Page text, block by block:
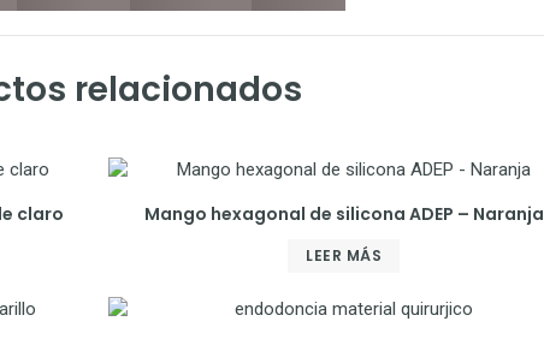
relacionados
claro Mango hexagonal de silicona ADEP – Naranja
LEER MÁS